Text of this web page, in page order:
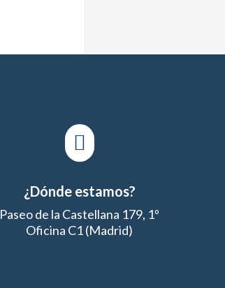

¿Dónde estamos?
Paseo de la Castellana 179, 1º
Oficina C1 (Madrid)